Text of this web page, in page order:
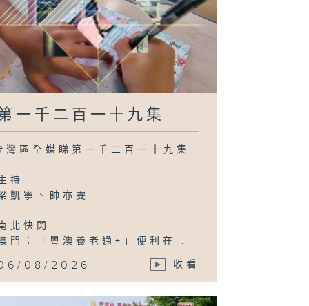
一千二百一十九集
灣區全媒睇第一千二百一十九集
持
凱寧、帥亦雯
北快閃
門：「粵澳養老通+」便利在...
08/2026 收看